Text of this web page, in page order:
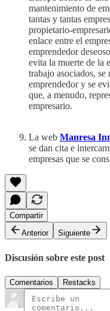
mantenimiento de
tantas y tantas
propietario-
enlace entre el
emprendedor
evita la muerte de la
trabajo asociados,
emprendedor y se
que, a menudo,
empresario.
La web Manresa
se dan cita e
empresas que se
Compartir
Anterior
Siguiente
Discusión sobre este post
Comentarios Restacks